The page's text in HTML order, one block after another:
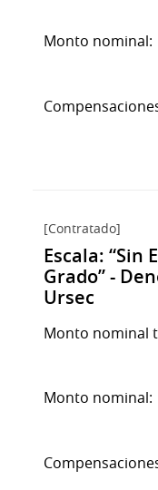
Monto nominal:
[Contratado]
Escala: “Sin
Grado” -
Ursec
Monto nominal
Monto nominal: